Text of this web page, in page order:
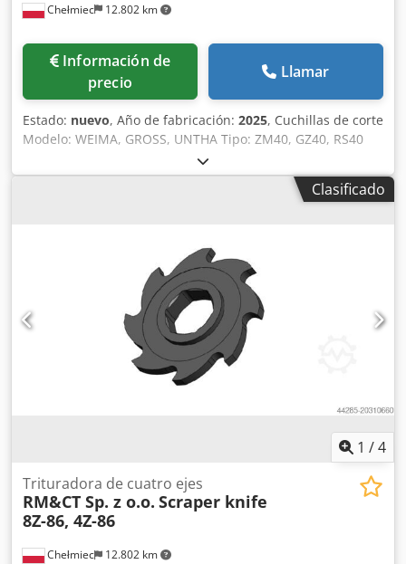
Chełmiec 12.802 km
Información de
precio
Llamar
Estado: nuevo, Año de fabricación: 2025, Cuchillas de corte
Modelo: WEIMA, GROSS, UNTHA Tipo: ZM40, GZ40, RS40
Chjdpfx Ajxn H Stsctsa Año de fabricación: 2025 Nuevas /
listas para uso inmediato 1. Cuchillas 1Z-86 2. Cuchillas 2Z-
86 Somos fabricantes de cuchillas y recambios paraClasificado
1 /4
Chełmiec 12.802 km
Trituradora de cuatro ejes
RM&CT Sp. z o.o. Scraper knife
8Z-86, 4Z-86